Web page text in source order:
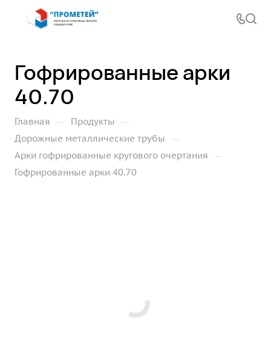
Гофрированные арки
40.70
Главная — Продукты —
Дорожные металлические трубы —
Арки гофрированные кругового очертания —
Гофрированные арки 40.70